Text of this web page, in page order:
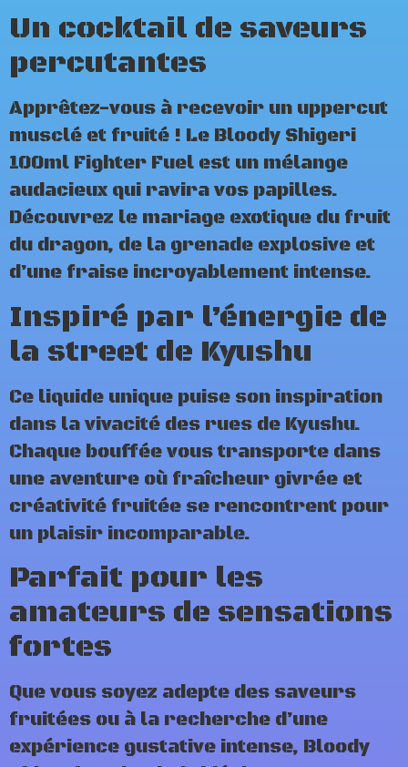
Un cocktail de saveurs
percutantes
Apprêtez-vous à recevoir un uppercut
musclé et fruité ! Le Bloody Shigeri
100ml Fighter Fuel est un mélange
audacieux qui ravira vos papilles.
Découvrez le mariage exotique du fruit
du dragon, de la grenade explosive et
d’une fraise incroyablement intense.
Inspiré par l’énergie de
la street de Kyushu
Ce liquide unique puise son inspiration
dans la vivacité des rues de Kyushu.
Chaque bouffée vous transporte dans
une aventure où fraîcheur givrée et
créativité fruitée se rencontrent pour
un plaisir incomparable.
Parfait pour les
amateurs de sensations
fortes
Que vous soyez adepte des saveurs
fruitées ou à la recherche d’une
expérience gustative intense, Bloody